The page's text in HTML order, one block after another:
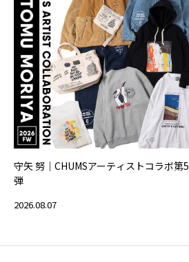
守矢 努｜CHUMSアーティストコラボ第5
弾
2026.08.07